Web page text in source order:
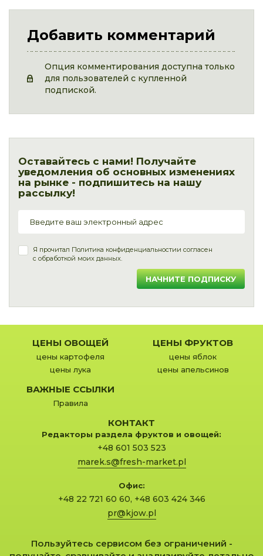
Добавить комментарий
Опция комментирования доступна только
для пользователей с купленной
подпиской.
Оставайтесь с нами! Получайте
уведомления об основных изменениях
на рынке - подпишитесь на нашу
рассылку!
Я прочитал Политика конфиденциальностии согласен
с обработкой моих данных.
НАЧНИТЕ ПОДПИСКУ
ЦЕНЫ ОВОЩЕЙ
цены картофеля
цены лука
ЦЕНЫ ФРУКТОВ
цены яблок
цены апельсинов
ВАЖНЫЕ ССЫЛКИ
Правила
КОНТАКТ
Редакторы раздела фруктов и овощей:
+48 601 503 523
marek.s@fresh-market.pl
Офис:
+48 22 721 60 60, +48 603 424 346
pr@kjow.pl
Пользуйтесь сервисом без ограничений -